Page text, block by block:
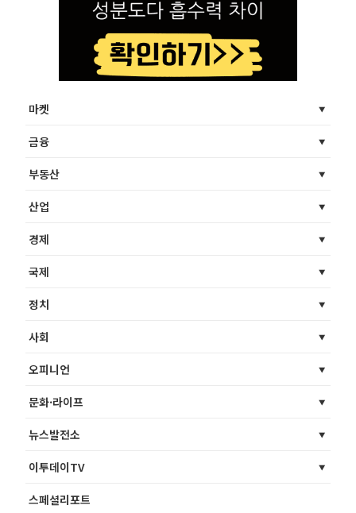
마켓
금융
부동산
산업
경제
국제
정치
사회
오피니언
문화·라이프
뉴스발전소
이투데이TV
스페셜리포트